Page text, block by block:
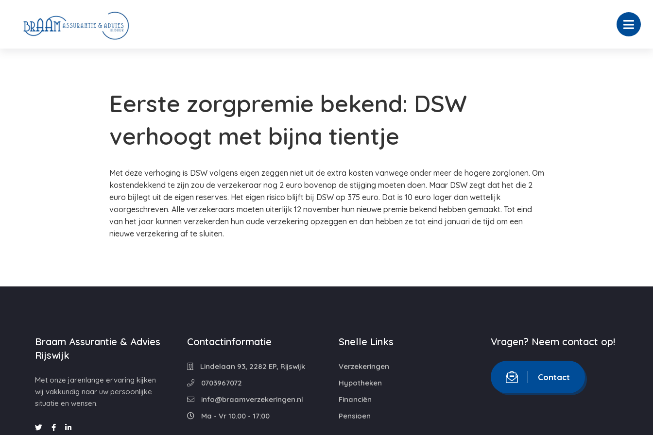
Eerste zorgpremie bekend: DSW
verhoogt met bijna tientje
Met deze verhoging is DSW volgens eigen zeggen niet uit de extra kosten vanwege onder meer de hogere zorglonen. Om
kostendekkend te zijn zou de verzekeraar nog 2 euro bovenop de stijging moeten doen. Maar DSW zegt dat het die 2
euro bijlegt uit de eigen reserves. Het eigen risico blijft bij DSW op 375 euro. Dat is 10 euro lager dan wettelijk
voorgeschreven. Alle verzekeraars moeten uiterlijk 12 november hun nieuwe premie bekend hebben gemaakt. Tot eind
van het jaar kunnen verzekerden hun oude verzekering opzeggen en dan hebben ze tot eind januari de tijd om een
nieuwe verzekering af te sluiten.
Braam Assurantie & Advies
Rijswijk
Met onze jarenlange ervaring kijken
wij vakkundig naar uw persoonlijke
situatie en wensen.
Contactinformatie
Lindelaan 93, 2282 EP, Rijswijk
0703967072
info@braamverzekeringen.nl
Ma - Vr 10.00 - 17:00
Snelle Links
Verzekeringen
Hypotheken
Financiën
Pensioen
Vragen? Neem contact op!
Contact